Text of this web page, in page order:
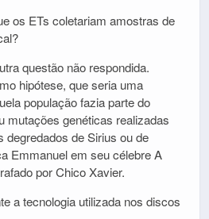
os ETs coletariam amostras de
questão não respondida.
hipótese, que seria uma
população fazia parte do
mutações genéticas realizadas
degredados de Sirius ou de
Emmanuel em seu célebre A
por Chico Xavier.
a tecnologia utilizada nos discos